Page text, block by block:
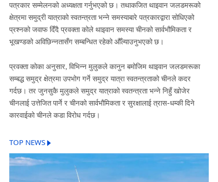
पत्रकार सम्मेलनको अध्यक्षता गर्नुभएको छ। तथाकजित थाइवान जलडमरूको
क्षेत्रमा समुद्री यात्राको स्वतन्त्रता भन्ने समस्याबारे पत्रकारद्वारा सोधिएको
प्रश्नको जवाफ दिँदै प्रवक्ता कोले थाइवान समस्या चीनको सार्वभौमिकता र
भूखण्डको अविछिन्नतासँग सम्बन्धित रहेको औँल्याउनुभएको छ।
प्रवक्ता कोका अनुसार, विभिन्न मुलुकले कानुन बमोजिम थाइवान जलडमरूका
सम्बद्ध समुद्र क्षेत्रमा उपभोग गर्ने समुद्र यात्रा स्वतन्त्रताको चीनले कदर
गर्दछ। तर जुनसुकै मुलुकले समुद्र यात्राको स्वतन्त्रता भन्ने निहुँ खोजेर
चीनलाई उत्तेजित पार्ने र चीनको सार्वभौमिकता र सुरक्षालाई त्रास-धम्की दिने
कारवाईको चीनले कडा विरोध गर्दछ।
TOP NEWS